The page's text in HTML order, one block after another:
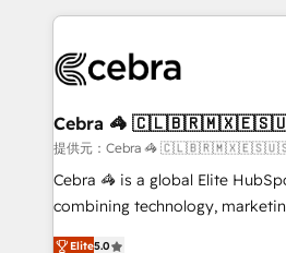
100+ seamless migrations from
implementations, and 5,000+
CS: 245% organic growth &
full-funnel HubSpot project ✨
boost with a new HubSpot site Recognized leaders:
🏆 HubSpot Platform Migration
Cebra 🦓
提供元：Cebra 🦓
Cebra 🦓 is a global Elite
combining technology,
expertise across Latin America
Elite5.0